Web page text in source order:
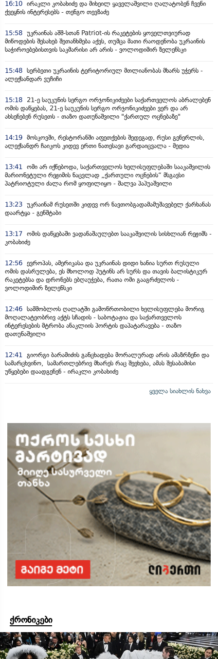
16:10 ირაკლი კობახიძე და მიხეილ ყაველაშვილი ღალატობენ ჩვენი
ქვეყნის ინტერესებს - თენგო თევზაძე
15:58 უკრაინას აშშ-სთან Patriot-ის რაკეტების ყოველთვიურად
მიწოდების შესახებ შეთანხმება აქვს, თუმცა მათი რაოდენობა უკრაინის
საჭიროებებისთვის საკმარისი არ არის - ვოლოდიმირ ზელენსკი
15:48 სერბეთი უკრაინის ტერიტორიულ მთლიანობას მხარს უჭერს -
ალექსანდარ ვუჩიჩი
15:18
21-ე საუკუნის სერგო ორჯონიკიძეები საქართველოს აბრალებენ
ომის დაწყებას, 21-ე საუკუნის სერგო ორჯონიკიძეები ვერ და არ
ახსენებენ რუსეთს - თაზო დათუნაშვილი "ქართულ ოცნებაზე"
14:19 მოსკოვში, რესტორანში აფეთქების შედეგად, რუსი გენერლის,
ალექსანდრ ჩაიკოს კიდევ ერთი ნათესავი გარდაიცვალა - მედია
13:41
ომი არ იქნებოდა, საქართველოს ხელისუფლებაში სააკაშვილის
მარიონეტული რეჟიმის ნაცვლად „ქართული ოცნების“ მსგავსი
პატრიოტული ძალა რომ ყოფილიყო - შალვა პაპუაშვილი
13:23 უკრაინამ რუსეთში კიდევ ორ ნავთობგადამამუშავებელ ქარხანას
დაარტყა - გენშტაბი
13:17 ომის დაწყებაში ვადანაშაულებთ სააკაშვილის სისხლიან რეჟიმს -
კობახიძე
12:56 ევროპას, ამერიკასა და უკრაინას დიდი ხანია სურთ რუსული
ომის დასრულება, ეს მხოლოდ პუტინს არ სურს და თავის ბალისტიკურ
რაკეტებსა და დრონებს ებღაუჭება, რათა ომი გააგრძელოს -
ვოლოდიმირ ზელენსკი
12:46 სამშობლოს ღალატში გამოწრთობილი ხელისუფლება მორიგ
მოღალატეობრივ აქტს სჩადის - საბოტაჟია და საქართველოს
ინტერესების მტრობა ანაკლიის პორტის დაპატარავება - თაზო
დათუნაშვილი
12:41
გიორგი ბარამიძის განცხადება მორალურად არის ამაზრზენი და
სამარცხვინო, სამართლებრივ მხარეს რაც შეეხება, ამას შესაბამისი
უწყებები დაადგენენ - ირაკლი კობახიძე
ყველა სიახლის ნახვა
ქრონიკები